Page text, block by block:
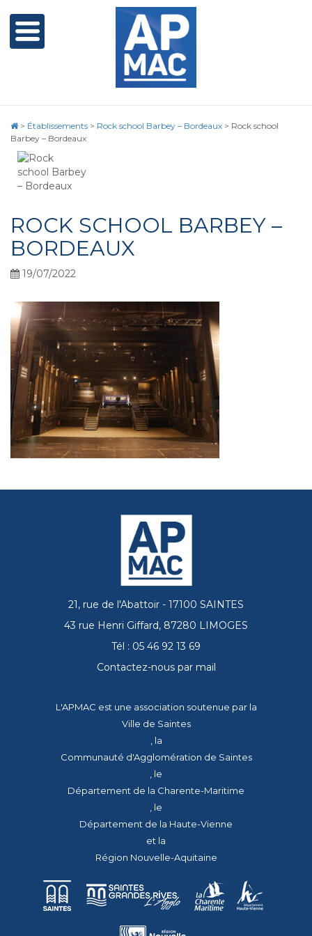
> Établissements > Rock school Barbey – Bordeaux > Rock school
Barbey – Bordeaux
ROCK SCHOOL BARBEY –
BORDEAUX
19/07/2022
21, rue de l'Abattoir - 17100 SAINTES
43 rue Henri Giffard, 87280 LIMOGES
Tél : 05 46 92 13 69
Contactez-nous par mail
L'APMAC est une association soutenue par la
Ville de Saintes
, la
Communauté d'Agglomération de Saintes
, le
Département de la Charente-Maritime
, le
Département de la Haute-Vienne
et la
Région Nouvelle-Aquitaine